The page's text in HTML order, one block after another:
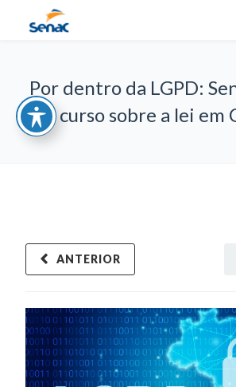
Por dentro da LGPD:
curso sobre a lei em
ANTERIOR